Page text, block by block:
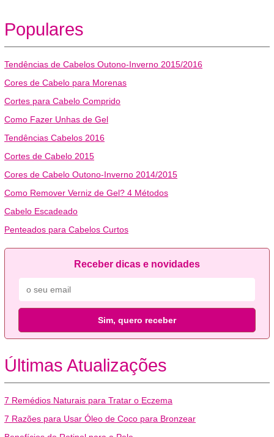
Populares
Tendências de Cabelos Outono-Inverno 2015/2016
Cores de Cabelo para Morenas
Cortes para Cabelo Comprido
Como Fazer Unhas de Gel
Tendências Cabelos 2016
Cortes de Cabelo 2015
Cores de Cabelo Outono-Inverno 2014/2015
Como Remover Verniz de Gel? 4 Métodos
Cabelo Escadeado
Penteados para Cabelos Curtos
Receber dicas e novidades
Sim, quero receber
Últimas Atualizações
7 Remédios Naturais para Tratar o Eczema
7 Razões para Usar Óleo de Coco para Bronzear